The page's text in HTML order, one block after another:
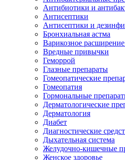
Антибиотики и
Антисептики
Антисептики и
Бронхиальная астма
Варикозное
Вредные привычки
Геморрой
Глазные препараты
Гомеопатические
Гомеопатия
Гормональные
Дерматологические
Дерматология
Диабет
Диагностические
Дыхательная система
Желудочно-кишечные
Женское здоровье